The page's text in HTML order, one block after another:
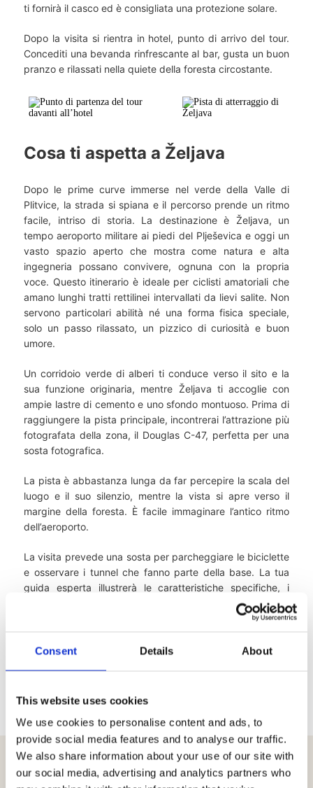
Consent Details About
This website uses cookies
We use cookies to personalise content and ads, to
provide social media features and to analyse our traffic.
We also share information about your use of our site with
our social media, advertising and analytics partners who
ti fornirà il casco ed è consigliata una protezione solare.
Dopo la visita si rientra in hotel, punto di arrivo del tour.
Concediti una bevanda rinfrescante al bar, gusta un buon
pranzo e rilassati nella quiete della foresta circostante.
Cosa ti aspetta a Željava
Dopo le prime curve immerse nel verde della Valle di
Plitvice, la strada si spiana e il percorso prende un ritmo
facile, intriso di storia. La destinazione è Željava, un
tempo aeroporto militare ai piedi del Plješevica e oggi un
vasto spazio aperto che mostra come natura e alta
ingegneria possano convivere, ognuna con la propria
voce. Questo itinerario è ideale per ciclisti amatoriali che
amano lunghi tratti rettilinei intervallati da lievi salite. Non
servono particolari abilità né una forma fisica speciale,
solo un passo rilassato, un pizzico di curiosità e buon
umore.
Un corridoio verde di alberi ti conduce verso il sito e la
sua funzione originaria, mentre Željava ti accoglie con
ampie lastre di cemento e uno sfondo montuoso. Prima di
raggiungere la pista principale, incontrerai l’attrazione più
fotografata della zona, il Douglas C-47, perfetta per una
sosta fotografica.
La pista è abbastanza lunga da far percepire la scala del
luogo e il suo silenzio, mentre la vista si apre verso il
margine della foresta. È facile immaginare l’antico ritmo
dell’aeroporto.
La visita prevede una sosta per parcheggiare le biciclette
e osservare i tunnel che fanno parte della base. La tua
guida esperta illustrerà le caratteristiche specifiche, i
vantaggi che questa base aerea offriva un tempo e le
storie delle persone che vi hanno prestato servizio, dei